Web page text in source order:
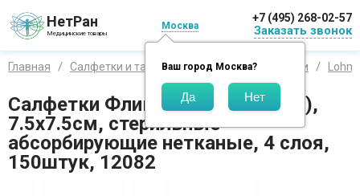
НетРан
Медицинские товары
Москва
Ваш город Москва?
+7 (495) 268-02-57
Заказать звонок
Главная Салфетки и тампоны Салфетки и повязки
Салфетки Фливасофт (Vliwasoft),
7.5х7.5см, стерильные
абсорбирующие нетканые, 4 слоя,
150штук, 12082